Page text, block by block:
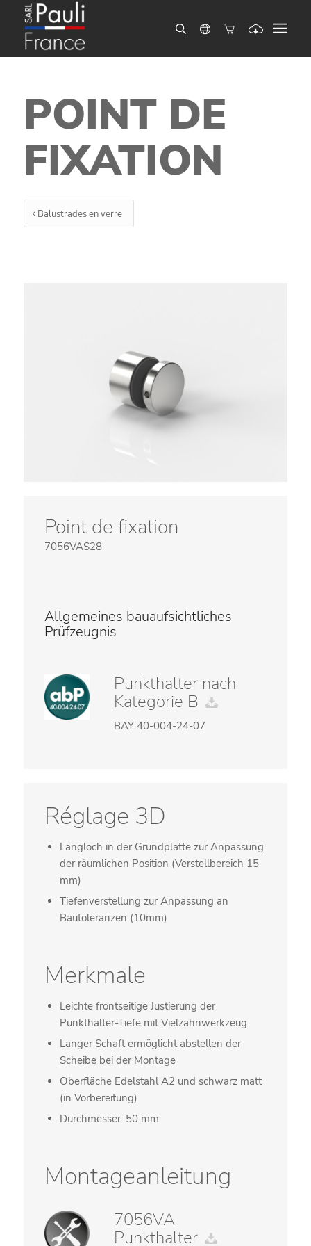
POINT DE
FIXATION
Balustrades en verre
Point de fixation
7056VAS28
Allgemeines bauaufsichtliches
Prüfzeugnis
Punkthalter nach
Kategorie B
BAY 40-004-24-07
Réglage 3D
Langloch in der Grundplatte zur Anpassung
der räumlichen Position (Verstellbereich 15
mm)
Tiefenverstellung zur Anpassung an
Bautoleranzen (10mm)
Merkmale
Leichte frontseitige Justierung der
Punkthalter-Tiefe mit Vielzahnwerkzeug
Langer Schaft ermöglicht abstellen der
Scheibe bei der Montage
Oberfläche Edelstahl A2 und schwarz matt
(in Vorbereitung)
Durchmesser: 50 mm
Montageanleitung
7056VA
Punkthalter